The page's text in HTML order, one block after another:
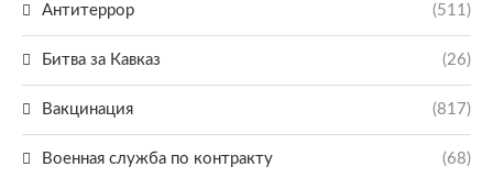
Антитеррор (511)
Битва за Кавказ (26)
Вакцинация (817)
Военная служба по контракту (68)